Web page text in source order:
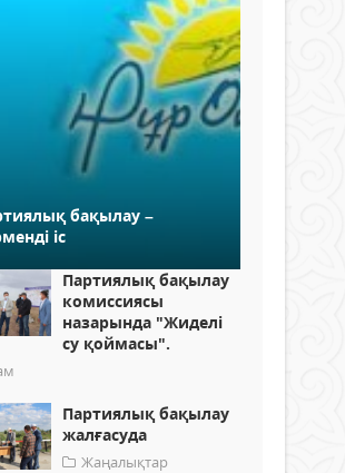
бақылау –
іс
Партиялық бақылау
комиссиясы
назарында "Жиделі
су қоймасы".
Партиялық бақылау
жалғасуда
Жаңалықтар